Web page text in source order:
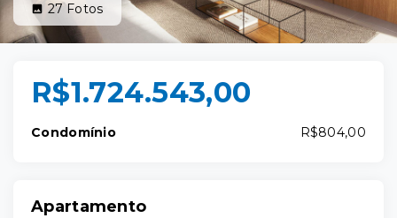
27 Fotos
R$1.724.543,00
Condomínio R$804,00
Apartamento